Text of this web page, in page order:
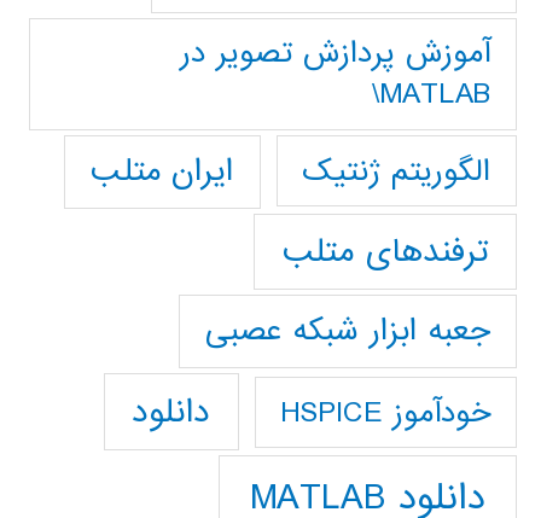
آموزش پردازش تصوير در
MATLAB\
الگوریتم ژنتیک
ایران متلب
ترفندهای متلب
جعبه ابزار شبکه عصبی
خودآموز HSPICE دانلود
دانلود MATLAB